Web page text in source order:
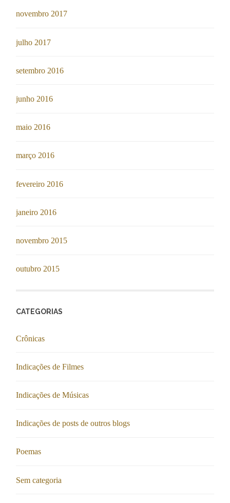
novembro 2017
julho 2017
setembro 2016
junho 2016
maio 2016
março 2016
fevereiro 2016
janeiro 2016
novembro 2015
outubro 2015
CATEGORIAS
Crônicas
Indicações de Filmes
Indicações de Músicas
Indicações de posts de outros blogs
Poemas
Sem categoria